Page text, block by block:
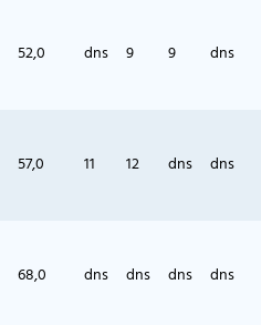
52,0 dns 9 9 dns
57,0 11 12 dns dns
68,0 dns dns dns dns